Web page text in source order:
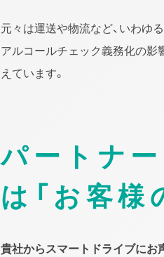
元々は運送や物流など、いわゆ
アルコールチェック義務化の影
えています。
パートナ
は「お客様
貴社からスマートドライブにお